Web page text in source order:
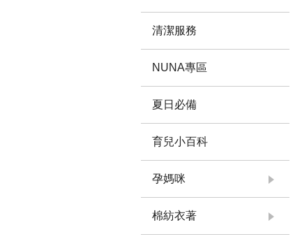
清潔服務
NUNA專區
夏日必備
育兒小百科
孕媽咪
棉紡衣著